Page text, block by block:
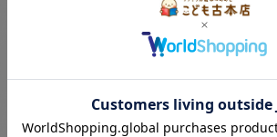
絵本が無事に届きましたようで、うれしく思
ご満足いただける品揃えができたか不安では